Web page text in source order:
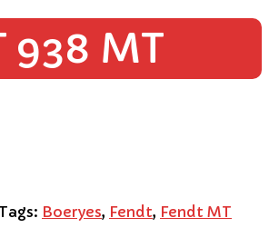
938 MT
Tags: Boeryes, Fendt, Fendt MT